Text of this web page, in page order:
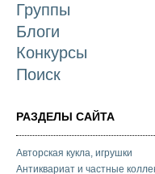
Группы
Блоги
Конкурсы
Поиск
РАЗДЕЛЫ САЙТА
Авторская кукла, игрушки
Антиквариат и частные